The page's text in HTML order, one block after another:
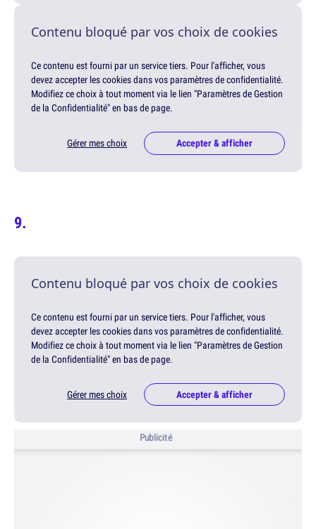
Contenu bloqué par vos choix de cookies
Ce contenu est fourni par un service tiers. Pour l'afficher, vous
devez accepter les cookies dans vos paramètres de confidentialité.
Modifiez ce choix à tout moment via le lien "Paramètres de Gestion
de la Confidentialité" en bas de page.
Gérer mes choix Accepter & afficher
Contenu bloqué par vos choix de cookies
Ce contenu est fourni par un service tiers. Pour l'afficher, vous
devez accepter les cookies dans vos paramètres de confidentialité.
Modifiez ce choix à tout moment via le lien "Paramètres de Gestion
de la Confidentialité" en bas de page.
Gérer mes choix Accepter & afficher
Publicité